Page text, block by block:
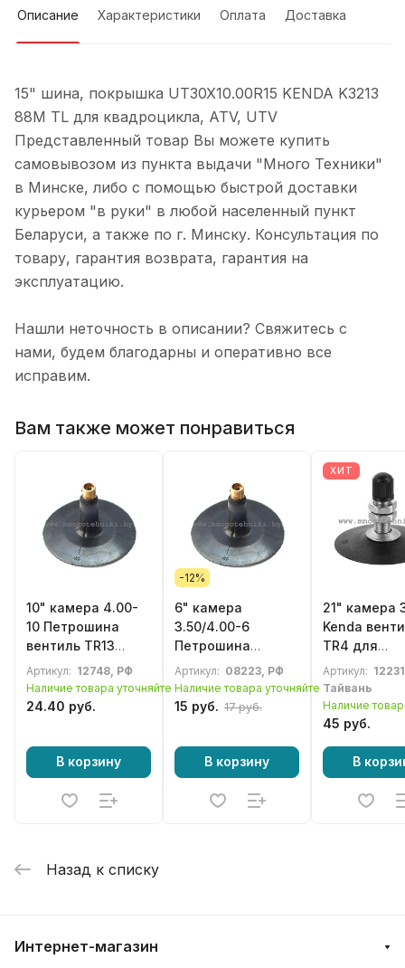
Описание Характеристики Оплата Доставка
15" шина, покрышка UT30X10.00R15 KENDA K3213
88M TL для квадроцикла, ATV, UTV
Представленный товар Вы можете купить
самовывозом из пункта выдачи "Много Техники"
в Минске, либо с помощью быстрой доставки
курьером "в руки" в любой населенный пункт
Беларуси, а также по г. Минску. Консультация по
товару, гарантия возврата, гарантия на
эксплуатацию.
Нашли неточность в описании? Свяжитесь с
нами, будем благодарны и оперативно все
исправим.
Вам также может понравиться
10" камера 4.00-
10 Петрошина
вентиль TR13
прямой для
сельхоз техники,
прицепа,
Артикул: 12748, РФ
Наличие товара уточняйте
24.40 руб.
В корзину
-12%
6" камера
3.50/4.00-6
Петрошина
вентиль прямой
колеса
строительной,
Артикул: 08223, РФ
Наличие товара уточняйте
15 руб. 17 руб.
В корзину
ХИТ
21" камера
Kenda
TR4 для
мотоцикла
Артикул:
Тайвань
Наличие
45 руб.
В
Назад к списку
Интернет-магазин